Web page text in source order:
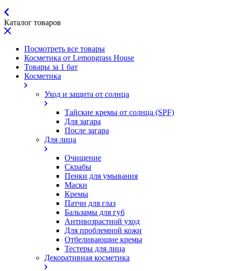
Каталог товаров
Посмотреть все товары
Косметика от Lemongrass House
Товары за 1 бат
Косметика
Уход и защита от солнца
Тайские кремы от солнца (SPF)
Для загара
После загара
Для лица
Очищение
Скрабы
Пенки для умывания
Маски
Кремы
Патчи для глаз
Бальзамы для губ
Антивозрастной уход
Для проблемной кожи
Oтбеливающие кремы
Тестеры для лица
Декоративная косметика